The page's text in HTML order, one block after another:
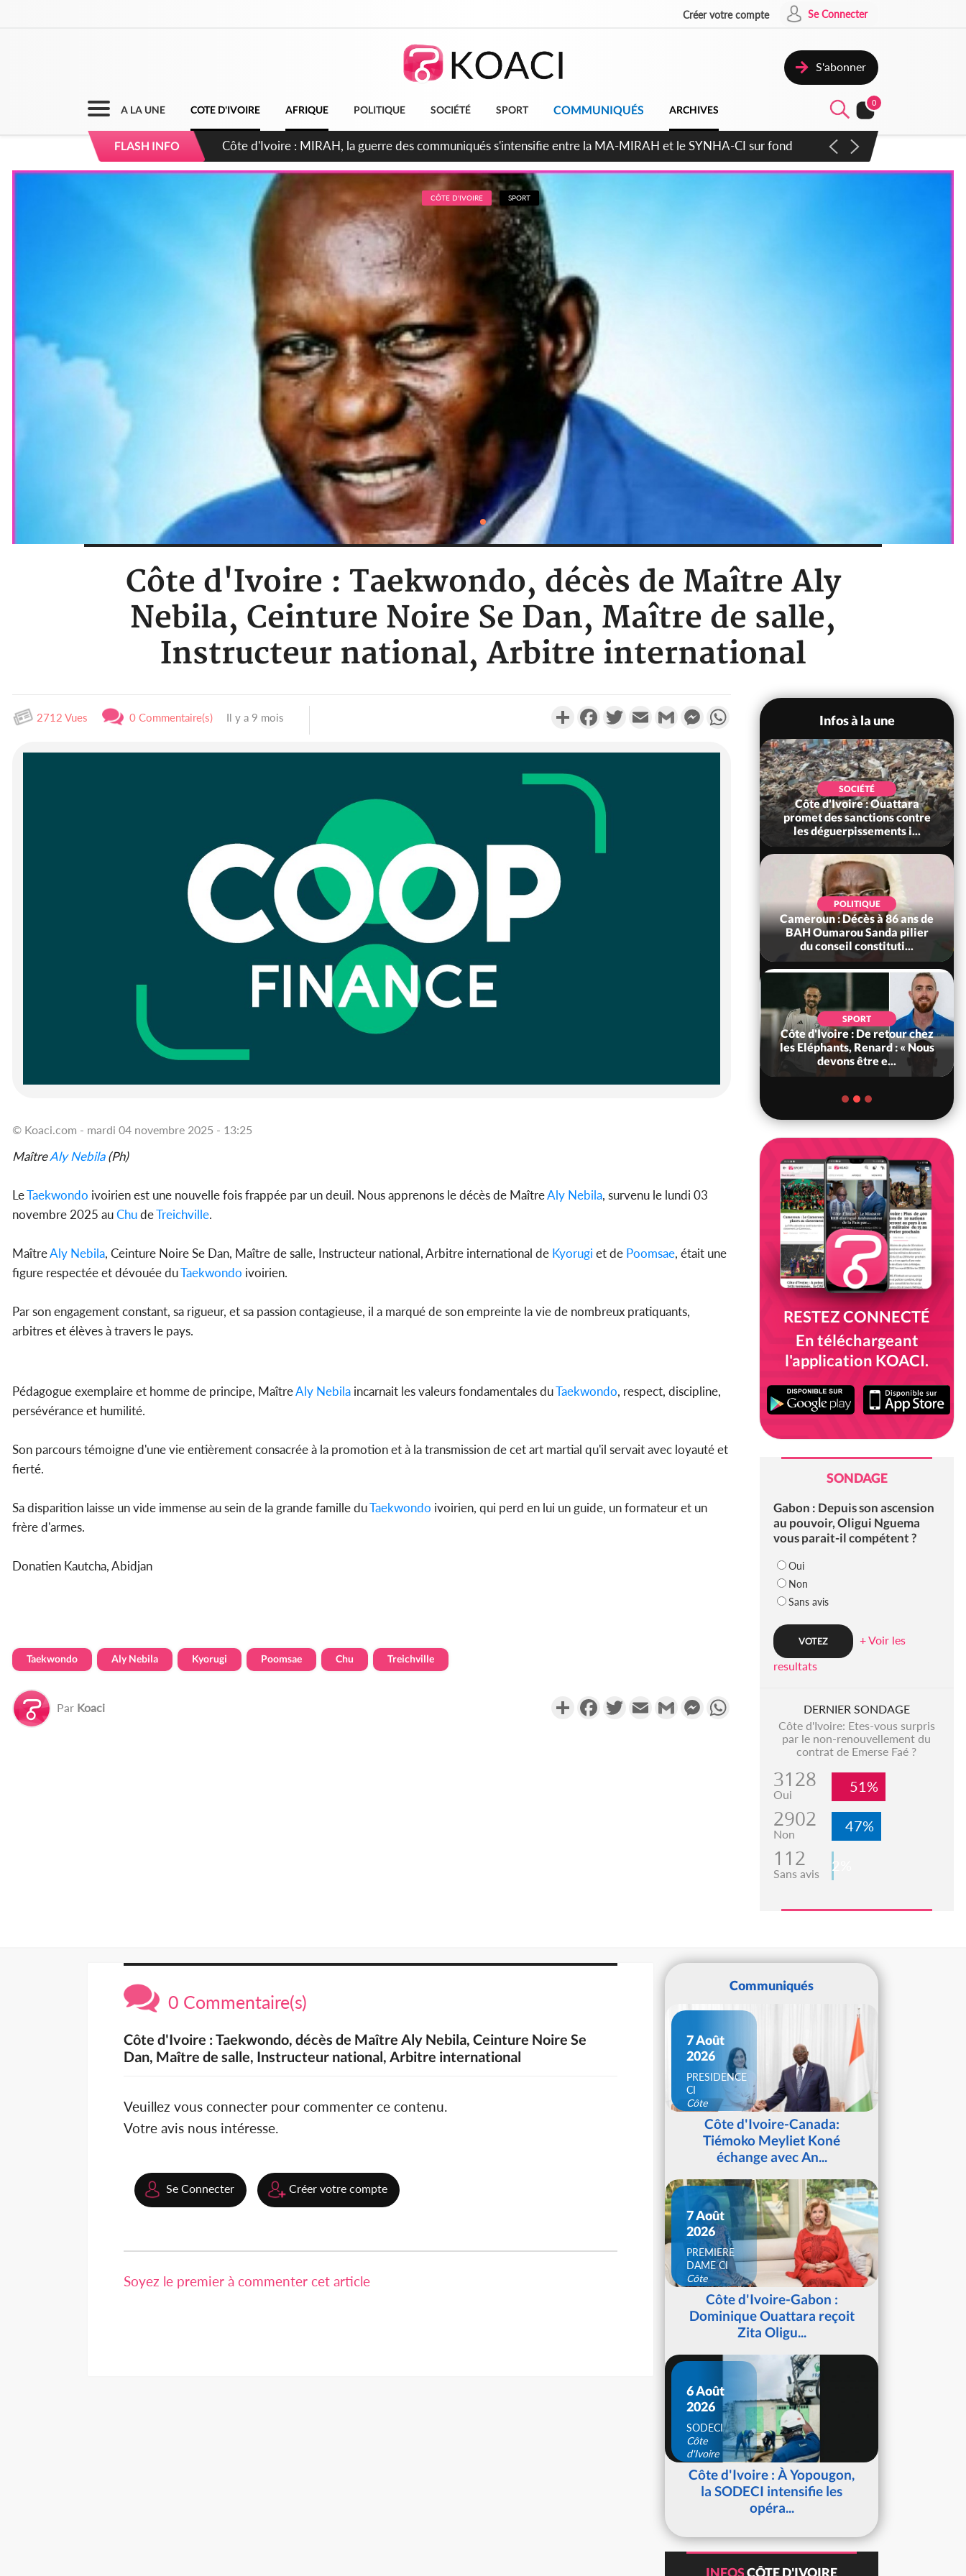
Créer votre compte Se Connecter
S'abonner
A LA UNE COTE D'IVOIRE AFRIQUE POLITIQUE SOCIÉTÉ SPORT COMMUNIQUÉS ARCHIVES
0
FLASH INFO Côte d'Ivoire : Indépendance 2026, Thiam plaide pour un environnement démocratique plus apaisé
CÔTE D'IVOIRE SPORT
Côte d'Ivoire : Taekwondo, décès de Maître Aly
Nebila, Ceinture Noire Se Dan, Maître de salle,
Instructeur national, Arbitre international
2712 Vues 0 Commentaire(s) Il y a 9 mois PartagerFacebookTwitterEmail Gmail MessengerWhatsApp
© Koaci.com - mardi 04 novembre 2025 - 13:25
MaîtreAly Nebila(Ph)
LeTaekwondo ivoirien est une nouvelle fois frappée par un deuil. Nous apprenons le décès de MaîtreAly Nebila, survenu le lundi 03
novembre 2025 auChudeTreichville.
MaîtreAly Nebila, Ceinture Noire Se Dan, Maître de salle, Instructeur national, Arbitre international de Kyorugi et de Poomsae, était une
figure respectée et dévouée duTaekwondo ivoirien.
Par son engagement constant, sa rigueur, et sa passion contagieuse, il a marqué de son empreinte la vie de nombreux pratiquants,
arbitres et élèves à travers le pays.
Pédagogue exemplaire et homme de principe, MaîtreAly Nebila incarnait les valeurs fondamentales duTaekwondo, respect, discipline,
persévérance et humilité.
Son parcours témoigne d'une vie entièrement consacrée à la promotion et à la transmission de cet art martial qu'il servait avec loyauté et
fierté.
Sa disparition laisse un vide immense au sein de la grande famille duTaekwondo ivoirien, qui perd en lui un guide, un formateur et un
frère d'armes.
Donatien Kautcha, Abidjan
Taekwondo Aly Nebila Kyorugi Poomsae Chu Treichville
Par Koaci PartagerFacebookTwitterEmail Gmail Messenger
Infos à la une
Côte d'Ivoire : Après le pari
réussi du 66e anniversaire,
SOCIÉTÉ
Côte d'Ivoire : Ouattara
promet des sanctions contre
les déguerpissements i...
POLITIQUE
Cameroun : Décès à 86 ans de
BAH Oumarou Sanda pilier
du conseil constituti...
SPORT
Côte d'Ivoire : De retour chez
les Eléphants, Renard : « Nous
devons être e...
RESTEZ CONNECTÉ
En téléchargeant
l'application KOACI.
SONDAGE
Gabon : Depuis son ascension
au pouvoir, Oligui Nguema
vous parait-il compétent ?
Oui
Non
Sans avis
+ Voir les
resultats
DERNIER SONDAGE
Côte d'Ivoire: Etes-vous surpris
par le non-renouvellement du
contrat de Emerse Faé ?
3128
Oui 51%
2902
Non 47%
112
Sans avis 2%
0 Commentaire(s)
Côte d'Ivoire : Taekwondo, décès de Maître Aly Nebila, Ceinture Noire Se
Dan, Maître de salle, Instructeur national, Arbitre international
Veuillez vous connecter pour commenter ce contenu.
Votre avis nous intéresse.
Se Connecter Créer votre compte
Soyez le premier à commenter cet article
Communiqués
7 Août
2026
PRESIDENCE
CI
Côte
d'IvoireCôte d'Ivoire-Canada:
Tiémoko Meyliet Koné
échange avec An...
7 Août
2026
PREMIERE
DAME CI
Côte
d'IvoireCôte d'Ivoire-Gabon :
Dominique Ouattara reçoit
Zita Oligu...
6 Août
2026
SODECI
Côte
d'Ivoire
Côte d'Ivoire : À Yopougon,
la SODECI intensifie les
opéra...
INFOSCÔTE D'IVOIRE